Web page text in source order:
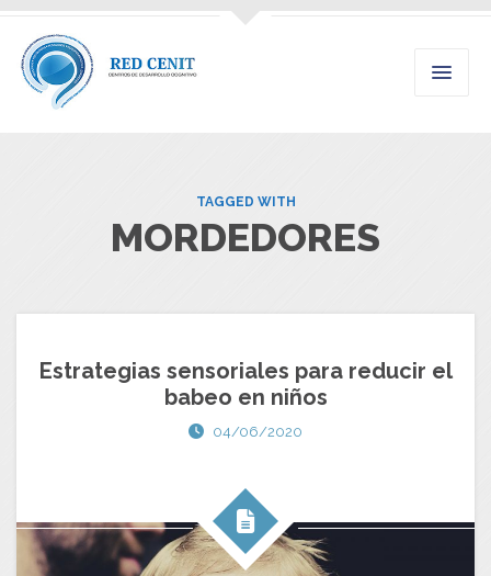
TAGGED WITH
MORDEDORES
Estrategias sensoriales para reducir el
babeo en niños
04/06/2020